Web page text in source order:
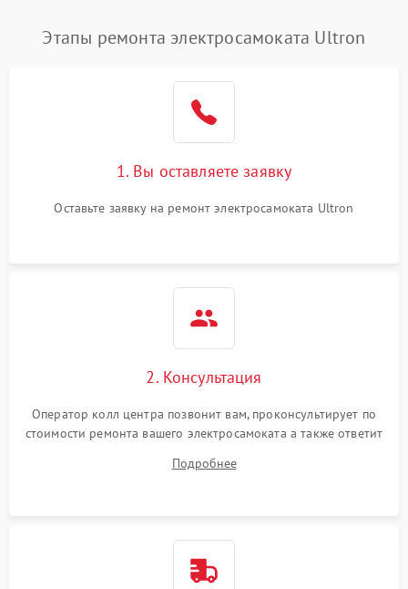
Этапы ремонта электросамоката Ultron
1. Вы оставляете заявку
Оставьте заявку на ремонт электросамоката Ultron
2. Консультация
Оператор колл центра позвонит вам, проконсультирует по
стоимости ремонта вашего электросамоката а также ответит
Подробнее